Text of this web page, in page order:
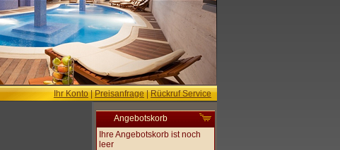
Ihr Konto|Preisanfrage|Rückruf Service
Angebotskorb
Ihre Angebotskorb ist noch
leer